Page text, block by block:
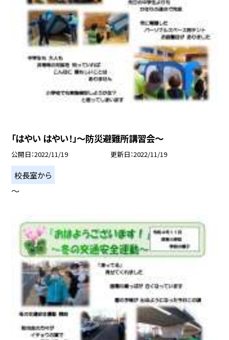
「はやい はやい！」〜防災避難所講習会〜
公開日 2022/11/19 更新日 2022/11/19
校長室から
〜